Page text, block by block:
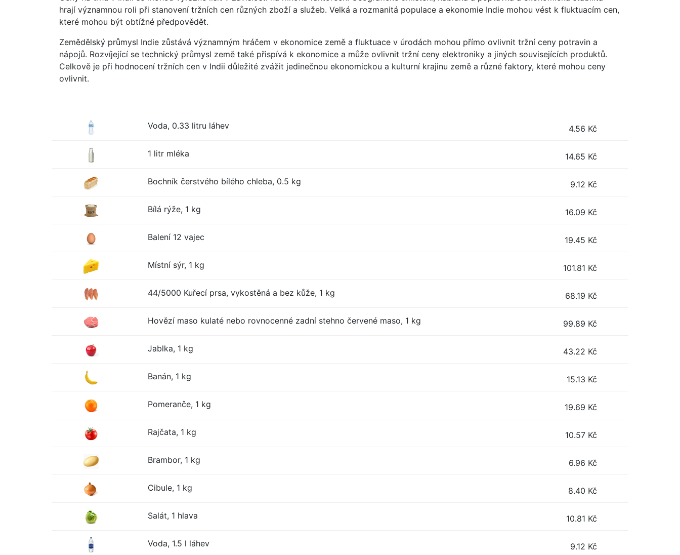
hrají významnou roli při stanovení tržních cen různých zboží a služeb. Velká a rozmanitá populace a ekonomie Indie mohou vést k fluktuacím cen,
které mohou být obtížné předpovědět.
Zemědělský průmysl Indie zůstává významným hráčem v ekonomice země a fluktuace v úrodách mohou přímo ovlivnit tržní ceny potravin a
nápojů. Rozvíjející se technický průmysl země také přispívá k ekonomice a může ovlivnit tržní ceny elektroniky a jiných souvisejících produktů.
Celkově je při hodnocení tržních cen v Indii důležité zvážit jedinečnou ekonomickou a kulturní krajinu země a různé faktory, které mohou ceny
ovlivnit.
Voda, 0.33 litru láhev 4.56 Kč
1 litr mléka 14.65 Kč
Bochník čerstvého bílého chleba, 0.5 kg 9.12 Kč
Bílá rýže, 1 kg 16.09 Kč
Balení 12 vajec 19.45 Kč
Místní sýr, 1 kg 101.81 Kč
44/5000 Kuřecí prsa, vykostěná a bez kůže, 1 kg 68.19 Kč
Hovězí maso kulaté nebo rovnocenné zadní stehno červené maso, 1 kg 99.89 Kč
Jablka, 1 kg 43.22 Kč
Banán, 1 kg 15.13 Kč
Pomeranče, 1 kg 19.69 Kč
Rajčata, 1 kg 10.57 Kč
Brambor, 1 kg 6.96 Kč
Cibule, 1 kg 8.40 Kč
Salát, 1 hlava 10.81 Kč
Voda, 1.5 l láhev 9.12 Kč